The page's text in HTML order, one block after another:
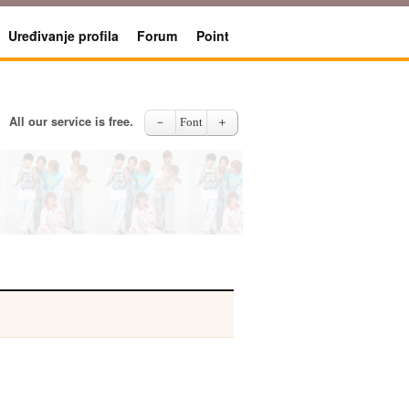
Uređivanje profila Forum Point
All our service is free. － Font ＋